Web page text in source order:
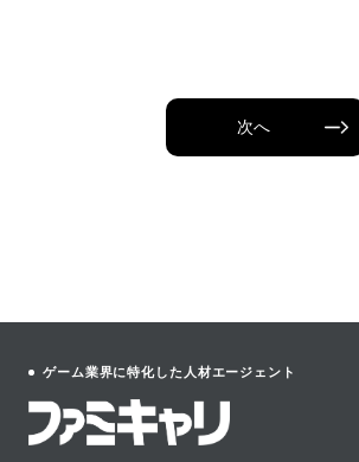
次へ
ゲーム業界に特化した人材エージェント